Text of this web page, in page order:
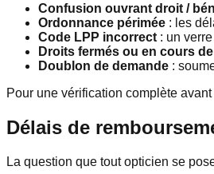
Confusion ouvrant droit /
Ordonnance périmée : les
Code LPP incorrect : un
Droits fermés ou en cours
Doublon de demande :
Pour une vérification complète
Délais de
La question que tout opticien se